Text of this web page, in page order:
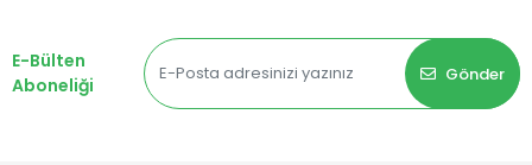
E-Bülten
Aboneliği
Gönder